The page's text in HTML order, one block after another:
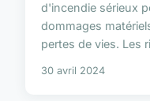
d'incendie sérieux
dommages
pertes de vies. Les
30 avril 2024